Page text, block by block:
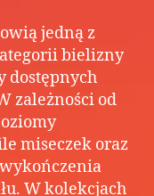
jedną z
bielizny
dostępnych
zależności od
miseczek oraz
W kolekcjach